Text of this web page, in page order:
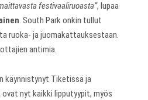
festivaaliruoasta”, lupaa
. South Park onkin tullut
ruoka- ja juomakattauksestaan.
antimia.
käynnistynyt Tiketissä ja
nyt kaikki lipputyypit, myös